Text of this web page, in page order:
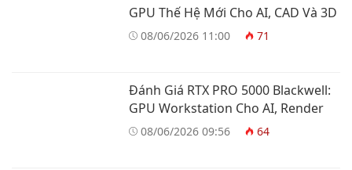
GPU Thế Hệ Mới Cho AI, CAD Và 3D
08/06/2026 11:00 71
Đánh Giá RTX PRO 5000 Blackwell:
GPU Workstation Cho AI, Render
08/06/2026 09:56 64